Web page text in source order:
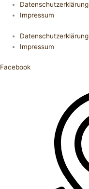
Datenschutzerklärung
Impressum
Datenschutzerklärung
Impressum
Facebook